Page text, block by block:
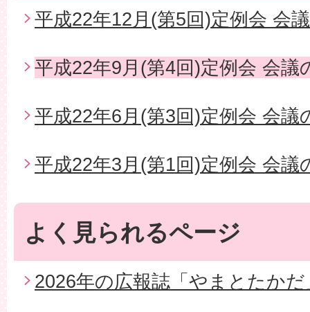
平成22年12月(第5回)定例会 会
平成22年9月(第4回)定例会 会議
平成22年6月(第3回)定例会 会議
平成22年3月(第1回)定例会 会議
よく見られるページ
2026年の広報誌「やまとたかだ